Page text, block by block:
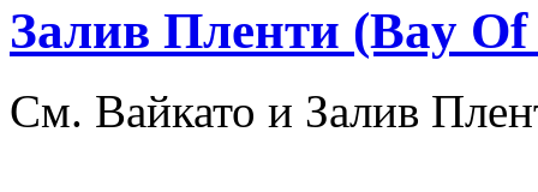
Залив Пленти (Bay
См. Вайкато и Залив